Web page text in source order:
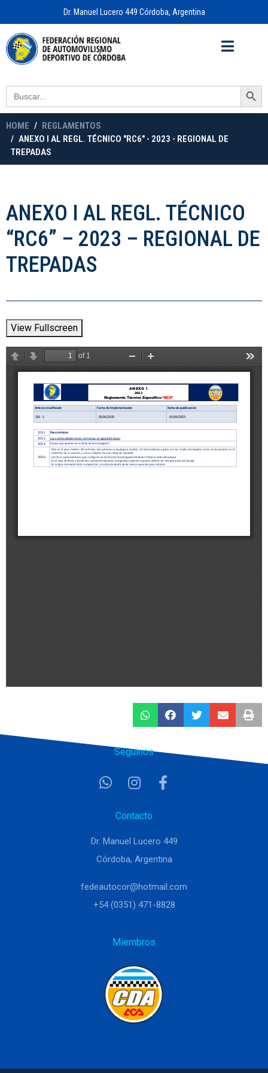
Dr. Manuel Lucero 449 Córdoba, Argentina
Search
for:
Search Button
HOME
REGLAMENTOS
ANEXO I AL REGL. TÉCNICO "RC6" - 2023 - REGIONAL DE
TREPADAS
ANEXO I AL REGL. TÉCNICO
“RC6” – 2023 – REGIONAL DE
TREPADAS
View Fullscreen
Seguinos
Contacto
Dr. Manuel Lucero 449
Córdoba, Argentina
fedeautocor@hotmail.com
+54 (0351) 471-8828
Miembros